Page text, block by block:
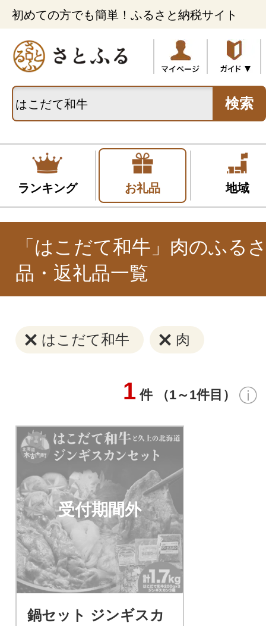
初めての方でも簡単！ふるさと納税サイト
検索
ランキング お礼品 地域
「はこだて和牛」肉のふる
品・返礼品一覧
はこだて和牛 肉
1 件 （1～1件目）
受付期間外
鍋セット ジンギスカ